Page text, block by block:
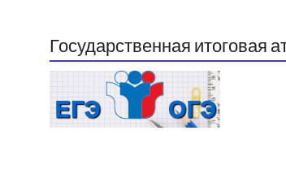
Государственная итоговая